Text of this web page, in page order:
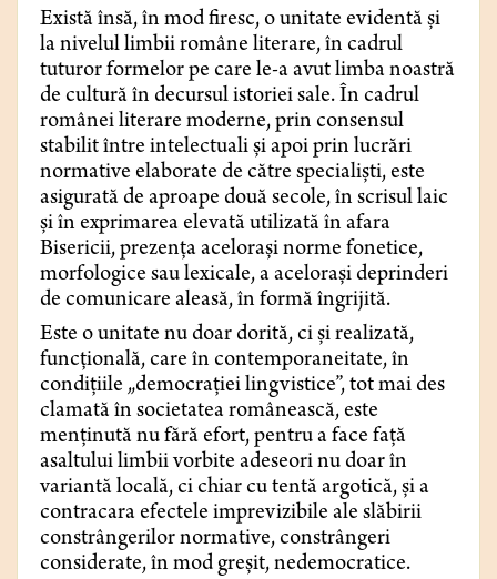
Există însă, în mod firesc, o unitate evidentă și
la nivelul limbii române literare, în cadrul
tuturor formelor pe care le-a avut limba noastră
de cultură în decursul istoriei sale. În cadrul
românei literare moderne, prin consensul
stabilit între intelectuali și apoi prin lucrări
normative elaborate de către specialiști, este
asigurată de aproape două secole, în scrisul laic
și în exprimarea elevată utilizată în afara
Bisericii, prezența acelorași norme fonetice,
morfologice sau lexicale, a acelorași deprinderi
de comunicare aleasă, în formă îngrijită.
Este o unitate nu doar dorită, ci și realizată,
funcțională, care în contemporaneitate, în
condițiile „democrației lingvistice”, tot mai des
clamată în societatea românească, este
menținută nu fără efort, pentru a face față
asaltului limbii vorbite adeseori nu doar în
variantă locală, ci chiar cu tentă argotică, și a
contracara efectele imprevizibile ale slăbirii
constrângerilor normative, constrângeri
considerate, în mod greșit, nedemocratice.